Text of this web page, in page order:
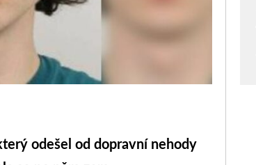
odešel od dopravní nehody